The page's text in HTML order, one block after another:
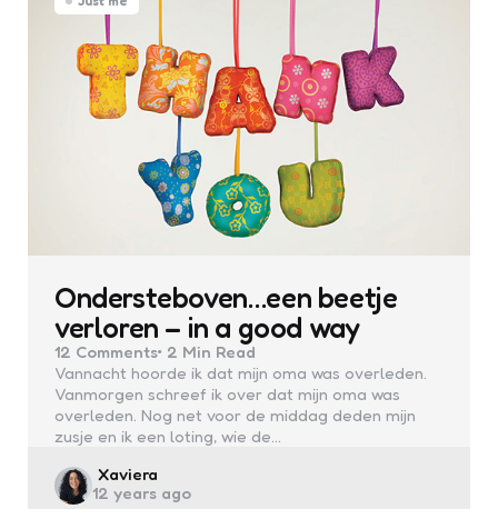
Ondersteboven…een beetje
verloren – in a good way
12 Comments 2 Min Read
Vannacht hoorde ik dat mijn oma was overleden.
Vanmorgen schreef ik over dat mijn oma was
overleden. Nog net voor de middag deden mijn
zusje en ik een loting, wie de…
Posted
by
Xaviera
12 years ago